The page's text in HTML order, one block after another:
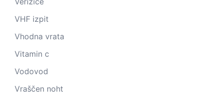
VHF izpit
Vhodna vrata
Vitamin c
Vodovod
Vraščen noht